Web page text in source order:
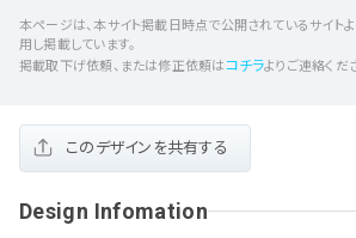
本ページは、本サイト掲載日時点で公開されているサイトよ
用し掲載しています。
掲載取下げ依頼、または修正依頼はコチラよりご連絡くだ
このデザインを共有する
Design Infomation